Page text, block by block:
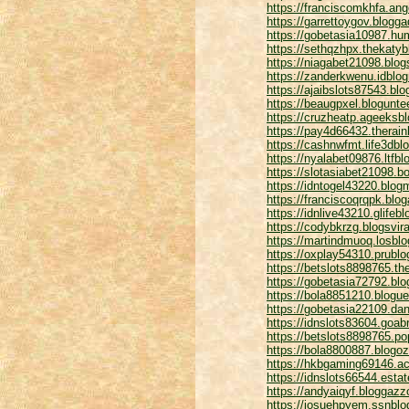
https://
https://
https://
https://
https://
https://
https://
https://
https://
https://
https://
https://
https://
https://
https://
https://
https://
https://
https://
https://
https://
https://
https://
https://
https://
https://
https://
https://
https://
https://